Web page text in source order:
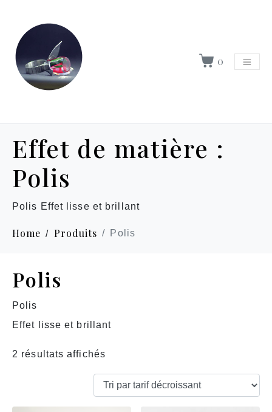
0
Effet de matière :
Polis
Polis Effet lisse et brillant
Home Produits Polis
Polis
Polis
Effet lisse et brillant
2 résultats affichés